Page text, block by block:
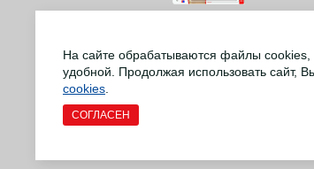
Маркеры
На сайте обрабатываются файлы
удобной. Продолжая использовать сайт,
cookies
СОГЛАСЕН